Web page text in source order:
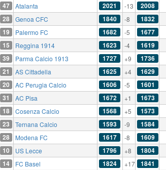
47 Atalanta 2021 -13 2008
28 Genoa CFC 1840 -8 1832
19 Palermo FC 1682 -5 1677
15 Reggina 1914 1623 -4 1619
39 Parma Calcio 1913 1727 +9 1736
21 AS Cittadella 1625 +4 1629
20 AC Perugia Calcio 1606 -5 1601
31 AC Pisa 1672 +1 1673
18 Cosenza Calcio 1568 +5 1573
23 Ternana Calcio 1593 -9 1584
28 Modena FC 1617 -8 1609
10 US Lecce 1796 +8 1804
14 FC Basel 1824 +17 1841